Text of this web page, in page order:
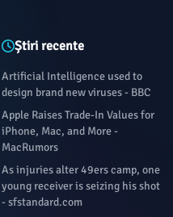
Știri recente
Artificial Intelligence used to
design brand new viruses - BBC
Apple Raises Trade-In Values for
iPhone, Mac, and More -
MacRumors
As injuries alter 49ers camp, one
young receiver is seizing his shot
- sfstandard.com